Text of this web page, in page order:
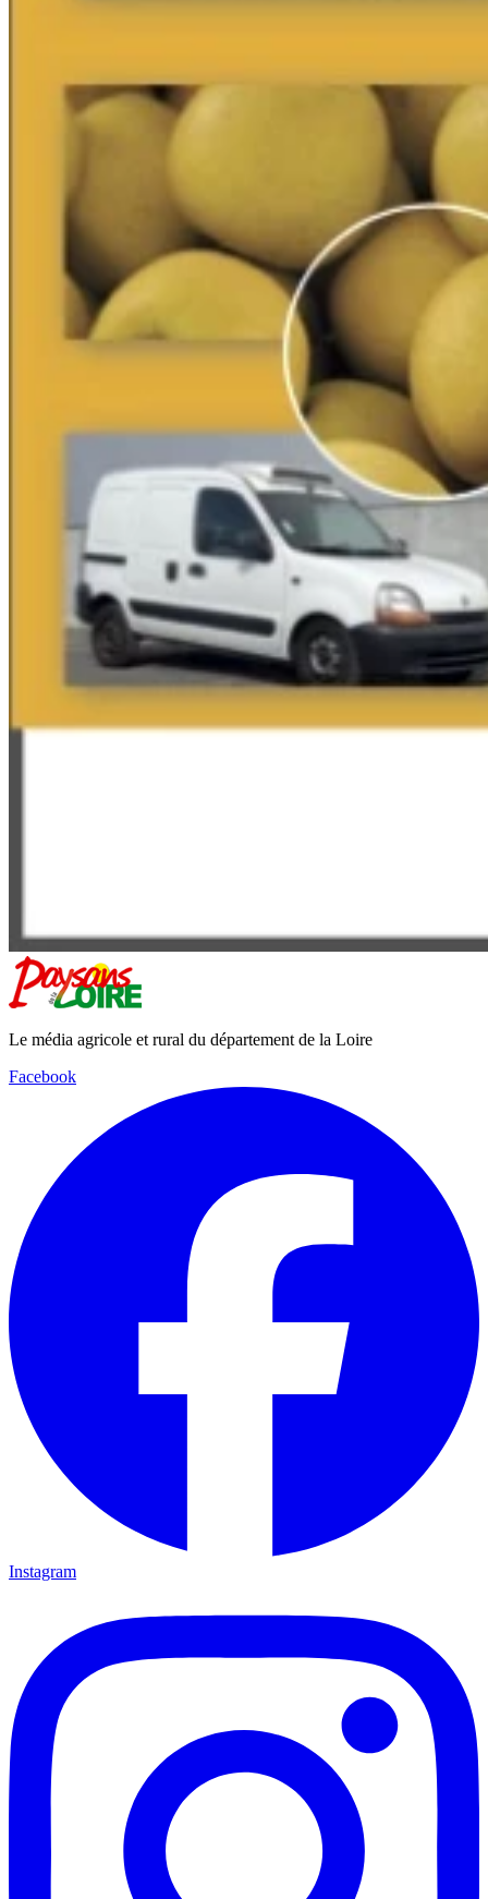
Le média agricole et rural du département de la Loire
Facebook
Instagram